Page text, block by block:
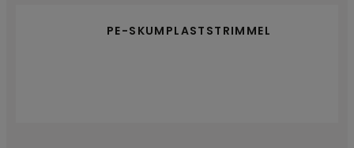
PE-SKUMPLASTSTRIMMEL